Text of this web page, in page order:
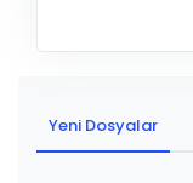
Yeni Dosyalar